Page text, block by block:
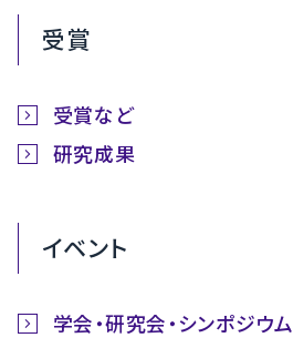
受賞
受賞など
研究成果
イベント
学会・研究会・シンポジウム